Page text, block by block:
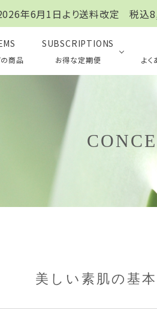
年6月1日より送料改定 税込
商品
SUBSCRIPTIONS
お得な定期便 よ
美しい素肌の基